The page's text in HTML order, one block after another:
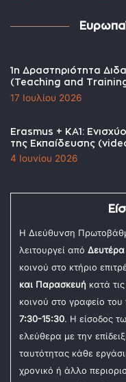
1η Δραστηριότητα
(Teaching and
17 Ιουλίου 2026
Erasmus + KA1:
της Εκπαίδευσης
4 Ιουνίου 2026
Η Διεύθυνση
λειτουργεί από
κοινού στο κτήριο
και Παρασκευή κατά
κοινού στο γραφείο
7:30-15:30. Η είσοδος
ελεύθερα με την
ταυτότητας κάθε
χρονικό ή άλλο